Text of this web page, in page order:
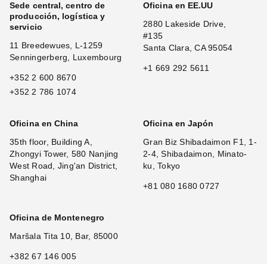
Sede central, centro de
producción, logística y
servicio
11 Breedewues, L-1259
Senningerberg, Luxembourg
+352 2 600 8670
+352 2 786 1074
Oficina en EE.UU
2880 Lakeside Drive,
#135
Santa Clara, CA 95054
+1 669 292 5611
Oficina en China
35th floor, Building A,
Zhongyi Tower, 580 Nanjing
West Road, Jing'an District,
Shanghai
Oficina en Japón
Gran Biz Shibadaimon F1, 1-
2-4, Shibadaimon, Minato-
ku, Tokyo
+81 080 1680 0727
Oficina de Montenegro
Maršala Tita 10, Bar, 85000
+382 67 146 005